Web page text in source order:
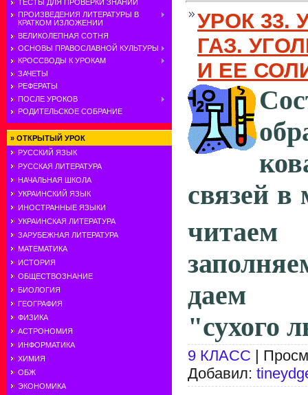
ТЕСТЫ ДЛЯ ПРОВЕРКИ ЗНАНИЙ
ПРОИЗВЕДЕНИЯ ЛИТЕРАТУРЫ В
КРАТКОМ ИЗЛОЖЕНИИ
ВЕЛИКОЛЕПНАЯ СОТНЯ
ОСНОВЫ ПРАВОСЛАВНОЙ КУЛЬТУРЫ
КРОССВОДЫ К УРОКАМ
ЗАЧЕТЫ
РЕФЕРАТЫ
ПОСЛЕ УРОКОВ
РОДИТЕЛЬСКОЕ СОБРАНИЕ
» ОТКРЫТЫЙ УРОК
РУССКИЙ ЯЗЫК
РУССКАЯ ЛИТЕРАТУРА
НАЧАЛЬНАЯ ШКОЛА
УКРАИНСКИЙ ЯЗЫК
ИНОСТРАННЫЕ ЯЗЫКИ
УКРАИНСКАЯ ЛИТЕРАТУРА
ЗАРУБЕЖНАЯ ЛИТЕРАТУРА
МАТЕМАТИКА
ИСТОРИЯ
ОБЩЕСТВОЗНАНИЕ
БИОЛОГИЯ
ГЕОГРАФИЯ
ФИЗИКА
АСТРОНОМИЯ
ИНФОРМАТИКА
ХИМИЯ
ОБЖ
ЭКОНОМИКА
УРОК 33.
ГАЗ.
И ЕЕ
связей
даем
"сухого
9 КЛАСС |
Добавил: